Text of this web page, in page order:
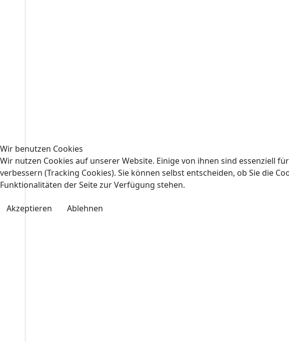
Wir benutzen Cookies
Wir nutzen Cookies auf unserer Website. Einige von ihnen sind essenziell
verbessern (Tracking Cookies). Sie können selbst entscheiden, ob Sie die
Funktionalitäten der Seite zur Verfügung stehen.
Akzeptieren Ablehnen